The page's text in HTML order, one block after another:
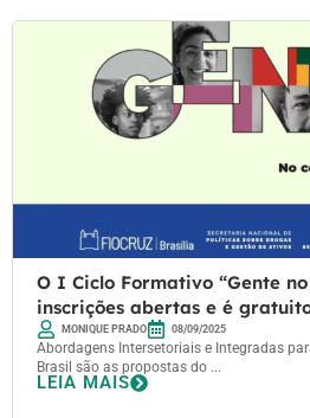
O I Ciclo Formativo “Gente
inscrições abertas e é
MONIQUE PRADO 08/09/2025
Abordagens Intersetoriais e Integradas
Brasil são as propostas do ...
LEIA MAIS